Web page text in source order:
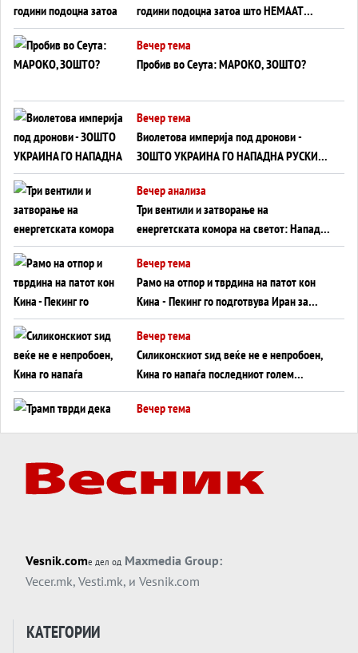
години подоцна затоа што НЕМААТ
ВНУЦИ ДА ГИ ЗАМЕНАТ
Вечер тема
Пробив во Сеута: МАРОКО, ЗОШТО?
Вечер тема
Виолетова империја под дронови -
ЗОШТО УКРАИНА ГО НАПАДНА РУСКИОТ
WILDBERRIES
Вечер анализа
Три вентили и затворање на
енергетската комора на светот: Нападот
во Суец најавува глобален енергетски
инфаркт?
Вечер тема
Рамо на отпор и тврдина на патот кон
Кина - Пекинг го подготвува Иран за
американска копнена инвазија
Вечер тема
Силиконскиот ѕид веќе не е непробоен,
Кина го напаѓа последниот голем
монопол на Западот?
Вечер тема
Вечер тема
ДЛАБОКО УДОЛУ: Сметководствените
Вечер тема
АТОМСКО ДОМИНО НА БЛИСКИОТ
ИСТОК
Vesnik.comе дел од Maxmedia Group:
Vecer.mk, Vesti.mk, и Vesnik.com
КАТЕГОРИИ